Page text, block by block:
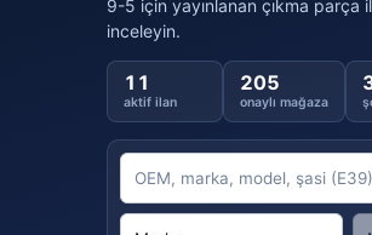
9-5 için yayınlanan çıkma parça
inceleyin.
11
aktif ilan
205
onaylı mağaza